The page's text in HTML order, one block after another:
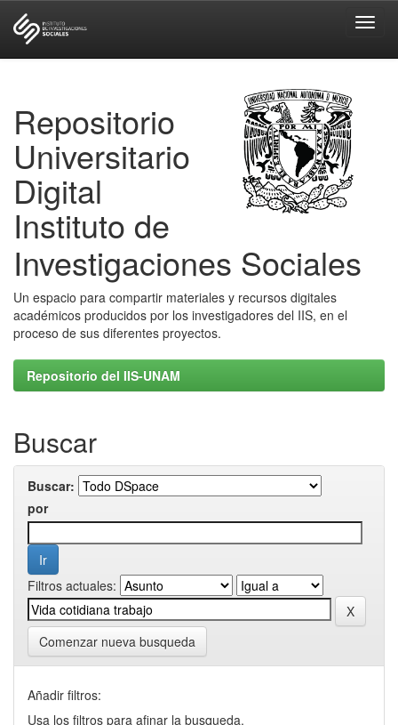
Repositorio
Universitario
Digital
Instituto de
Investigaciones Sociales
Un espacio para compartir materiales y recursos digitales
académicos producidos por los investigadores del IIS, en el
proceso de sus diferentes proyectos.
Repositorio del IIS-UNAM
Buscar
Buscar:
por
Filtros actuales:
Comenzar nueva busqueda
Añadir filtros:
Usa los filtros para afinar la busqueda.